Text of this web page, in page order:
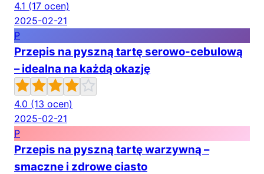
4.1 (17 ocen)
2025-02-21
P
Przepis na pyszną tartę serowo-cebulową
– idealna na każdą okazję
4.0 (13 ocen)
2025-02-21
P
Przepis na pyszną tartę warzywną –
smaczne i zdrowe ciasto